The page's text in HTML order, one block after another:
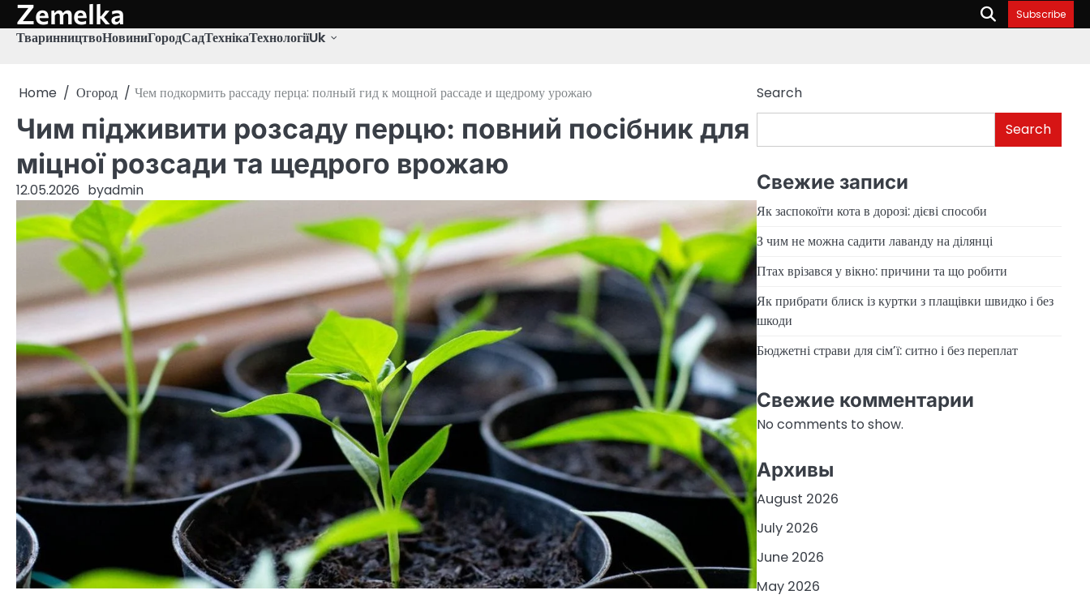
Skip
to
content
Zemelka Subscribe
ТваринництвоНовиниГородСадТехнікаТехнологіїUk
Home Огород Чем подкормить рассаду перца: полный гид к мощной рассаде и щедрому урожаю
Чим підживити розсаду перцю: повний посібник для
міцної розсади та щедрого врожаю
12.05.2026 byadmin
Search
Search
Свежие записи
Як заспокоїти кота в дорозі: дієві способи
З чим не можна садити лаванду на ділянці
Птах врізався у вікно: причини та що робити
Як прибрати блиск із куртки з плащівки швидко і без
шкоди
Бюджетні страви для сім’ї: ситно і без переплат
Свежие комментарии
No comments to show.
Архивы
August 2026
July 2026
June 2026
May 2026